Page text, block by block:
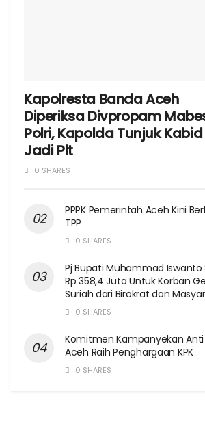
Kapolresta Banda Aceh
Diperiksa Divpropam
Polri, Kapolda Tunjuk Kabid
Jadi Plt
0 SHARES
PPPK Pemerintah Aceh Kini
TPP
0 SHARES
Pj Bupati Muhammad Iswanto
Rp 358,4 Juta Untuk Korban
Suriah dari Birokrat dan
0 SHARES
Komitmen Kampanyekan Anti
Aceh Raih Penghargaan KPK
0 SHARES